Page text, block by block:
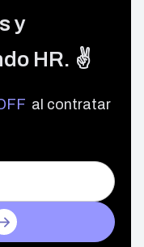
y
HR. ✌️
al contratar